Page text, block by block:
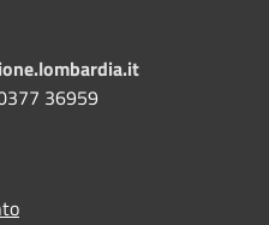
36959